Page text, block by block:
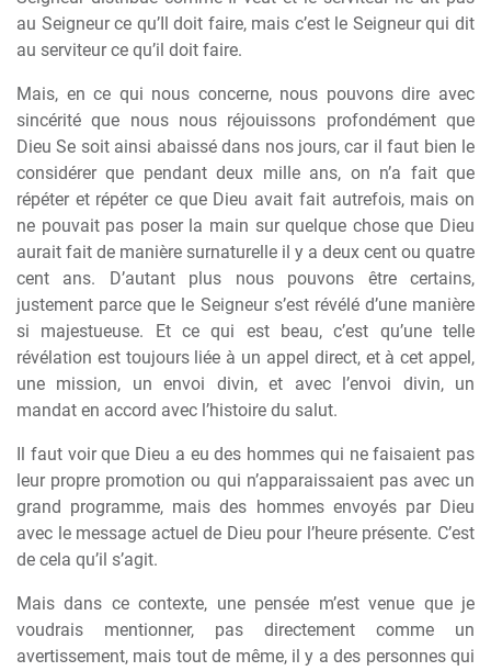
au Seigneur ce qu’Il doit faire, mais c’est le Seigneur qui dit
au serviteur ce qu’il doit faire.
Mais, en ce qui nous concerne, nous pouvons dire avec
sincérité que nous nous réjouissons profondément que
Dieu Se soit ainsi abaissé dans nos jours, car il faut bien le
considérer que pendant deux mille ans, on n’a fait que
répéter et répéter ce que Dieu avait fait autrefois, mais on
ne pouvait pas poser la main sur quelque chose que Dieu
aurait fait de manière surnaturelle il y a deux cent ou quatre
cent ans. D’autant plus nous pouvons être certains,
justement parce que le Seigneur s’est révélé d’une manière
si majestueuse. Et ce qui est beau, c’est qu’une telle
révélation est toujours liée à un appel direct, et à cet appel,
une mission, un envoi divin, et avec l’envoi divin, un
mandat en accord avec l’histoire du salut.
Il faut voir que Dieu a eu des hommes qui ne faisaient pas
leur propre promotion ou qui n’apparaissaient pas avec un
grand programme, mais des hommes envoyés par Dieu
avec le message actuel de Dieu pour l’heure présente. C’est
de cela qu’il s’agit.
Mais dans ce contexte, une pensée m’est venue que je
voudrais mentionner, pas directement comme un
avertissement, mais tout de même, il y a des personnes qui